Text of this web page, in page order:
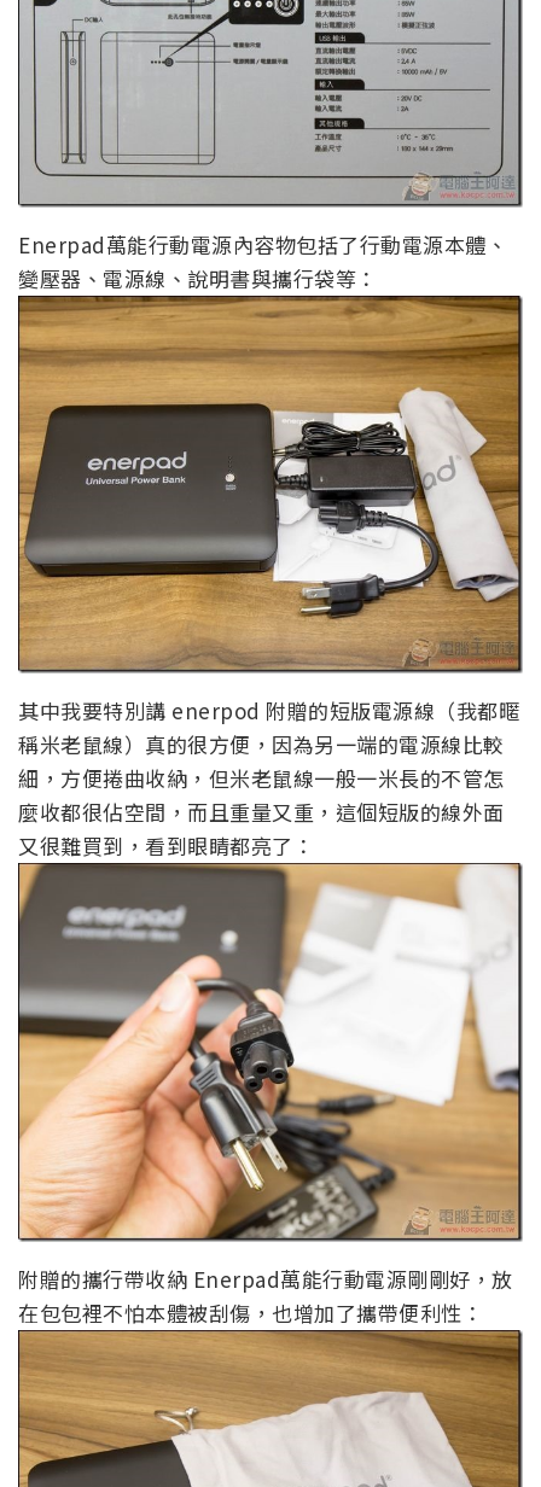
Enerpad萬能行動電源內容物包括了行動電源本體、
變壓器、電源線、說明書與攜行袋等：
其中我要特別講 enerpod 附贈的短版電源線（我都暱
稱米老鼠線）真的很方便，因為另一端的電源線比較
細，方便捲曲收納，但米老鼠線一般一米長的不管怎
麼收都很佔空間，而且重量又重，這個短版的線外面
又很難買到，看到眼睛都亮了：
附贈的攜行帶收納 Enerpad萬能行動電源剛剛好，放
在包包裡不怕本體被刮傷，也增加了攜帶便利性：